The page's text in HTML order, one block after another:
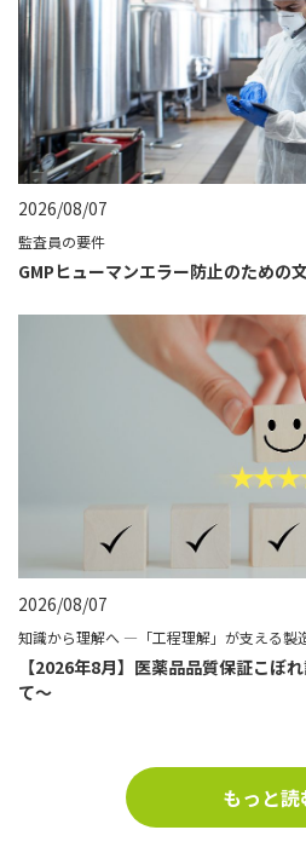
2026/08/07
監査員の要件
GMPヒューマンエラー防止のための
2026/08/07
知識から理解へ ―「工程理解」が支える製
【2026年8月】医薬品品質保証こ
て～
もっと読